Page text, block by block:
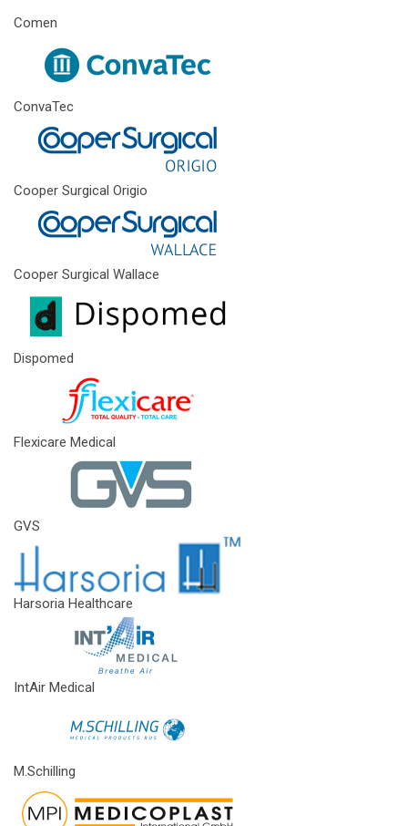
Comen
ConvaTec
Cooper Surgical Origio
Cooper Surgical Wallace
Dispomed
Flexicare Medical
GVS
Harsoria Healthcare
IntAir Medical
M.Schilling